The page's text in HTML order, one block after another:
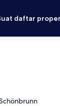
daftar